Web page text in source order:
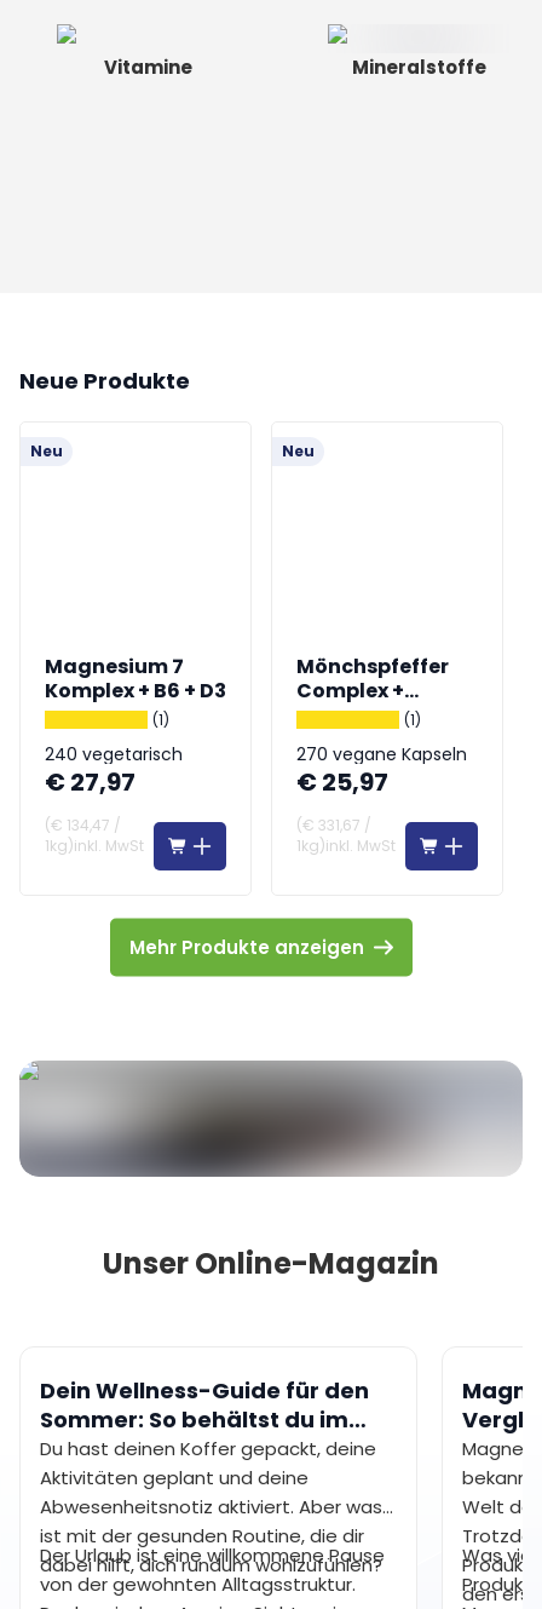
Vitamine Mineralstoffe
Neue Produkte
Neu
Magnesium 7
Komplex + B6 + D3
(1)
240 vegetarisch
Kapseln
€ 27,97
(€ 134,47 /
1kg)inkl. MwSt
Neu
Mönchspfeffer
Complex +
Frauenmantel
(1)
270 vegane Kapseln
€ 25,97
(€ 331,67 /
1kg)inkl. MwSt
Mehr Produkte anzeigen
Unser Online-Magazin
Dein Wellness-Guide für den
Sommer: So behältst du im
Urlaub gesunde
Gewohnheiten bei
Du hast deinen Koffer gepackt, deine
Aktivitäten geplant und deine
Abwesenheitsnotiz aktiviert. Aber was
ist mit der gesunden Routine, die dir
dabei hilft, dich rundum wohlzufühlen?
Der Urlaub ist eine willkommene Pause
von der gewohnten Alltagsstruktur.
dir?
Welt
den
Was